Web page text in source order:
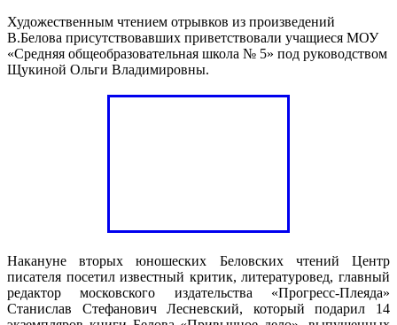
Художественным чтением отрывков из произведений
В.Белова присутствовавших приветствовали учащиеся МОУ
«Средняя общеобразовательная школа № 5» под руководством
Щукиной Ольги Владимировны.
Накануне вторых юношеских Беловских чтений Центр
писателя посетил известный критик, литературовед, главный
редактор московского издательства «Прогресс-Плеяда»
Станислав Стефанович Лесневский, который подарил 14